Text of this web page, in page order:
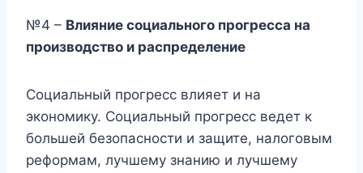
№4 – Влияние социального прогресса на
производство и распределение
Социальный прогресс влияет и на
экономику. Социальный прогресс ведет к
большей безопасности и защите, налоговым
реформам, лучшему знанию и лучшему